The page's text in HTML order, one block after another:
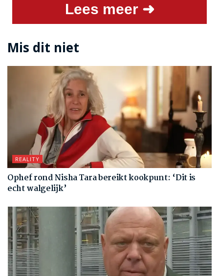
Lees meer ➜
Mis dit niet
REALITY
Ophef rond Nisha Tara bereikt kookpunt: ‘Dit is
echt walgelijk’